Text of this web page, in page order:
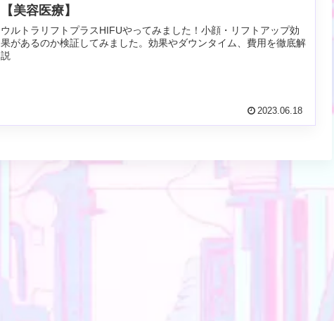
【美容医療】
ウルトラリフトプラスHIFUやってみました！小顔・リフトアップ効
果があるのか検証してみました。効果やダウンタイム、費用を徹底解
説
2023.06.18